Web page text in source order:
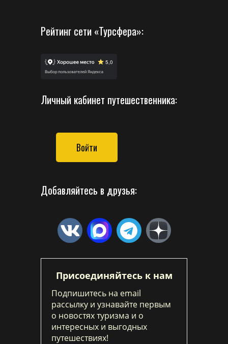
Рейтинг сети «Турсфера»:
Личный кабинет путешественника:
Войти
Добавляйтесь в друзья:
Присоединяйтесь к нам
Подпишитесь на email
рассылку и узнавайте первым
о новостях туризма и о
интересных и выгодных
путешествиях!